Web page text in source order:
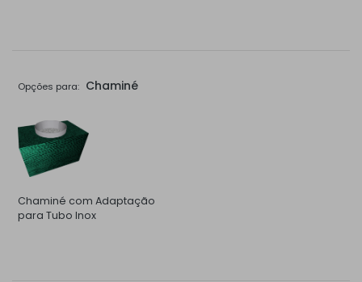
Opções para: Chaminé
Chaminé com Adaptação
para Tubo Inox